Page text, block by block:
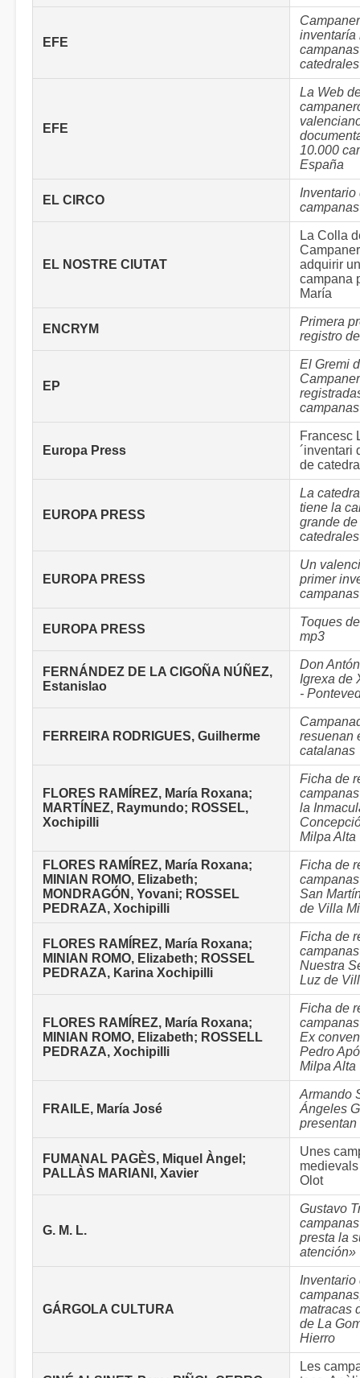
EFE
inventaría
EFE
La Web
10.000
España
EL CIRCO
Inventario
campanas
EL NOSTRE CIUTAT
La Colla
adquirir
campana
María
ENCRYM
Primera
registro
EP
El Gremi
campanas
Europa Press
Francesc
´inventari
de
EUROPA PRESS
La
tiene la
grande
EUROPA PRESS
Un
primer
EUROPA PRESS
Toques
mp3
FERNÁNDEZ DE LA CIGOÑA NÚÑEZ,
Estanislao
Don
Igrexa de
-
FERREIRA RODRIGUES, Guilherme
resuenan
catalanas
FLORES RAMÍREZ, María Roxana;
MARTÍNEZ, Raymundo; ROSSEL,
Xochipilli
Ficha de
la
Milpa Alta
FLORES RAMÍREZ, María Roxana;
MINIAN ROMO, Elizabeth;
MONDRAGÓN, Yovani; ROSSEL
PEDRAZA, Xochipilli
Ficha de
San
de Villa
FLORES RAMÍREZ, María Roxana;
MINIAN ROMO, Elizabeth; ROSSEL
PEDRAZA, Karina Xochipilli
Ficha de
Nuestra
Luz de
FLORES RAMÍREZ, María Roxana;
MINIAN ROMO, Elizabeth; ROSSELL
PEDRAZA, Xochipilli
Ficha de
Ex
Pedro
Milpa Alta
FRAILE, María José
Armando
Ángeles
presentan
FUMANAL PAGÈS, Miquel Àngel;
PALLÀS MARIANI, Xavier
Unes
Olot
G. M. L.
Gustavo
presta la
atención»
GÁRGOLA CULTURA
Inventario
matracas
de La
Hierro
Les